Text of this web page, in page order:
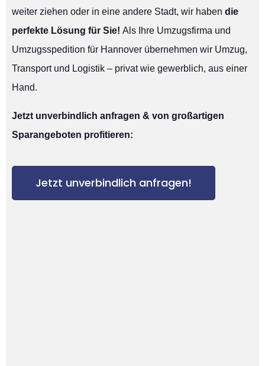
weiter ziehen oder in eine andere Stadt, wir haben die
perfekte Lösung für Sie! Als Ihre Umzugsfirma und
Umzugsspedition für Hannover übernehmen wir Umzug,
Transport und Logistik – privat wie gewerblich, aus einer
Hand.
Jetzt unverbindlich anfragen & von großartigen
Sparangeboten profitieren:
Jetzt unverbindlich anfragen!